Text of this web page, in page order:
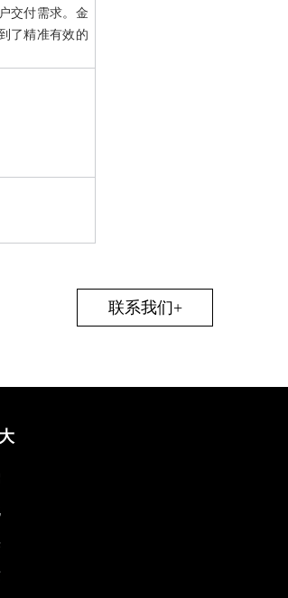
交付需求。金
了精准有效的
联系我们+